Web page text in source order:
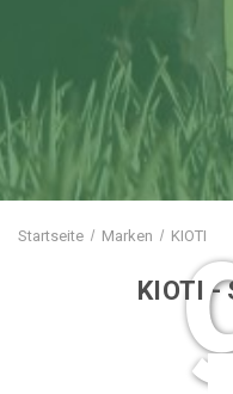
Startseite Marken KIOTI
KIOTI -